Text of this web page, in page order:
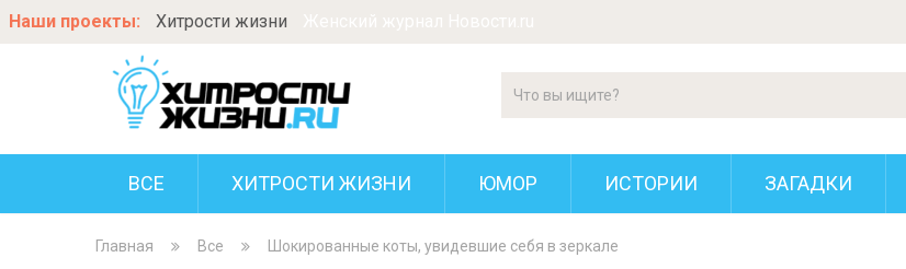
Наши проекты: Хитрости жизни
ВСЕ ХИТРОСТИ ЖИЗНИ ЮМОР ИСТОРИИ ЗАГАДКИ
Главная Все Шокированные коты, увидевшие себя в зеркале